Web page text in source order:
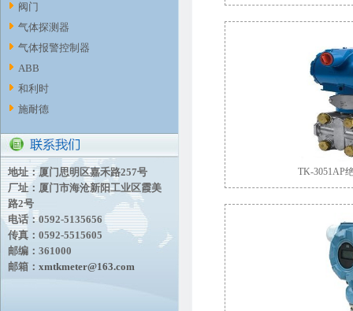
阀门
气体探测器
气体报警控制器
ABB
和利时
施耐德
地址：厦门思明区嘉禾路257号
厂址：厦门市海沧新阳工业区霞美
路2号
电话：0592-5135656
传真：0592-5515605
邮编：361000
邮箱： xmtkmeter@163.com
TK-3051AP